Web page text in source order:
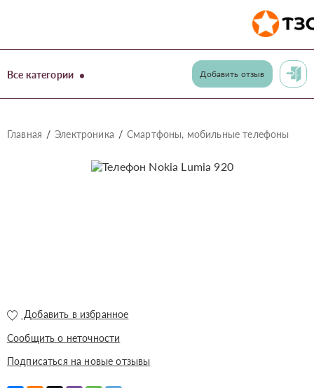
Все категории Добавить отзыв
Главная Электроника Смартфоны, мобильные телефоны
Добавить в избранное
Сообщить о неточности
Подписаться на новые отзывы